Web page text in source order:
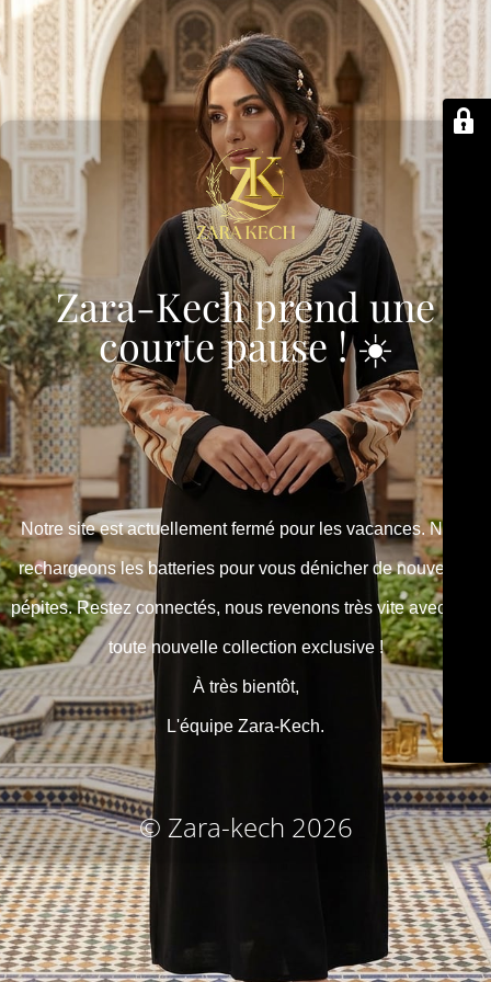
Zara-Kech prend une
courte pause ! ☀️
Notre site est actuellement fermé pour les vacances. Nous
rechargeons les batteries pour vous dénicher de nouvelles
pépites. Restez connectés, nous revenons très vite avec une
toute nouvelle collection exclusive !
À très bientôt,
L'équipe Zara-Kech.
© Zara-kech 2026